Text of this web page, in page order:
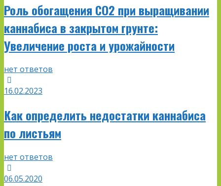
Роль обогащения CO2 при выращивании
каннабиса в закрытом грунте:
Увеличение роста и урожайности
нет ответов
16.02.2023
Как определить недостатки каннабиса
по листьям
нет ответов
06.05.2020